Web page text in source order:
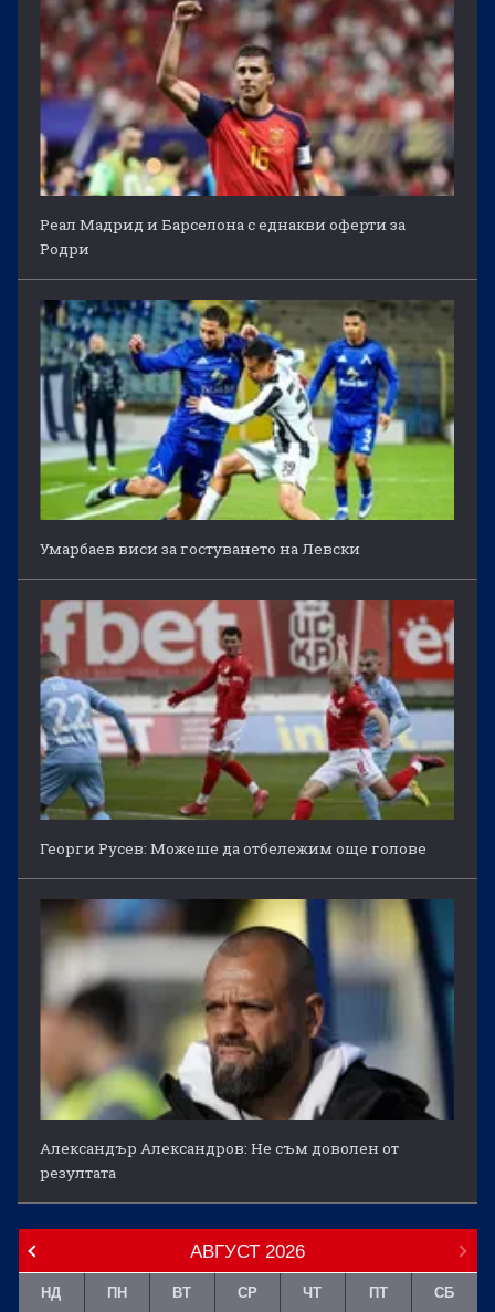
Реал Мадрид и Барселона с еднакви оферти за
Родри
Умарбаев виси за гостуването на Левски
Георги Русев: Можеше да отбележим още голове
Александър Александров: Не съм доволен от
резултата
АВГУСТ 2026
НД ПН ВТ СР ЧТ ПТ СБ